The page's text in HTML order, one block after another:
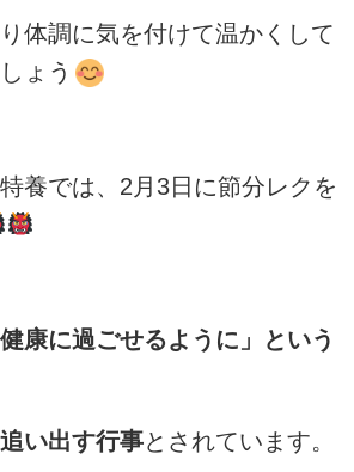
体調に気を付けて温かくして
ょう
養では、2月3日に節分レクを
康に過ごせるように」という
い出す行事とされています。